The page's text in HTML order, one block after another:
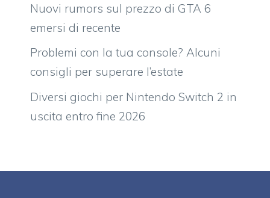
Nuovi rumors sul prezzo di GTA 6
emersi di recente
Problemi con la tua console? Alcuni
consigli per superare l’estate
Diversi giochi per Nintendo Switch 2 in
uscita entro fine 2026